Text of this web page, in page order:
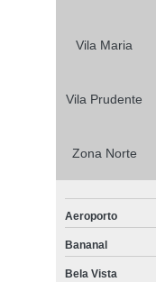
Vila Maria
Vila Prudente
Zona Norte
Aeroporto
Bananal
Bela Vista